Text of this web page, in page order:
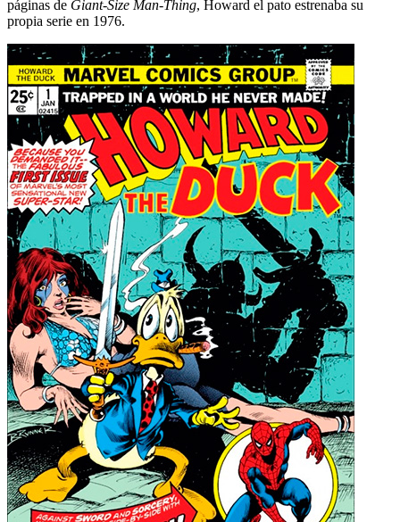
páginas de Giant-Size Man-Thing, Howard el pato estrenaba su
propia serie en 1976.